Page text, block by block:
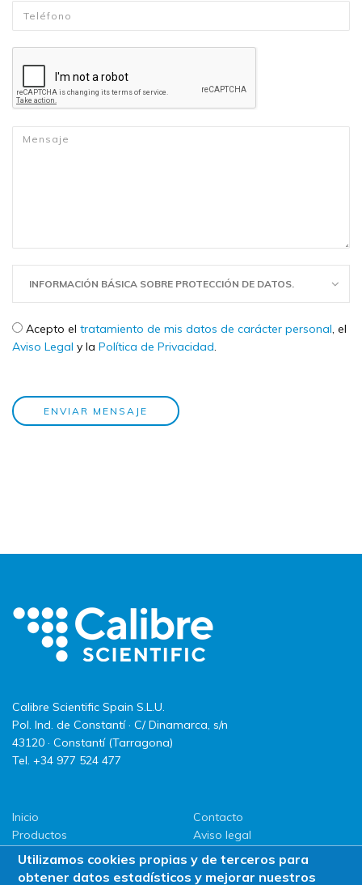
Telefono
Mensaje*
INFORMACIÓN BÁSICA SOBRE PROTECCIÓN DE DATOS.
Check legal *
Acepto el tratamiento de mis datos de carácter personal, el
Aviso Legal y la Política de Privacidad.
ENVIAR MENSAJE
Calibre Scientific Spain S.L.U.
Pol. Ind. de Constantí · C/ Dinamarca, s/n
43120 · Constantí (Tarragona)
Tel. +34 977 524 477
Inicio
Productos
LLG
Promociones
Contacto
Aviso legal
Política de privacidad
Política de Cookies
Utilizamos cookies propias y de terceros para
obtener datos estadísticos y mejorar nuestros